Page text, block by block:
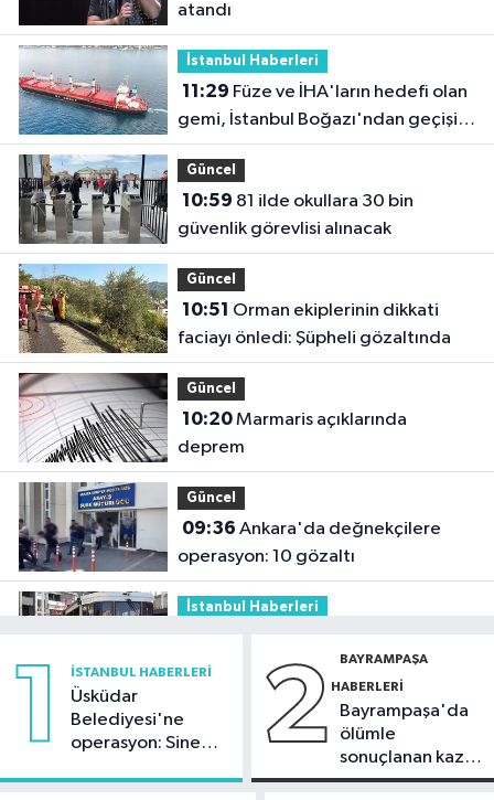
atandı
İstanbul Haberleri
11:29
gemi, İstanbul Boğazı'ndan geçişini
tamamladı
Güncel
10:59
güvenlik görevlisi alınacak
Güncel
10:51
faciayı önledi: Şüpheli gözaltında
Güncel
10:20Marmaris açıklarında
deprem
Güncel
09:36
operasyon: 10 gözaltı
İstanbul Haberleri
sıcaklıklar 32 dereceyi görecek
Bahçelievler Haberleri
09:13
bisiklet dağıtım töreni
1 İSTANBUL HABERLERI
Üsküdar
Belediyesi'ne
operasyon: Sinem
2 BAYRAMPAŞA
HABERLERI
Bayrampaşa'da
ölümle
sonuçlanan kaza:
Sürücü